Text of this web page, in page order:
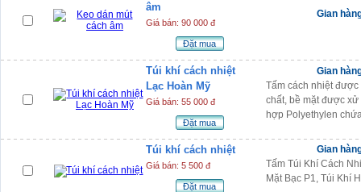
âm
Giá bán: 90 000 đ
Đặt mua
Gian
Túi khí cách nhiệt
Lạc Hoàn Mỹ
Giá bán: 55 000 đ
Đặt mua
Gian
Tấm cách nhiệt
chất, bề mặt được
hợp Polyethylen
Túi khí cách nhiệt
Giá bán: 5 500 đ
Đặt mua
Gian
Tấm Túi Khí Cách
Mặt Bạc P1, Túi Khí